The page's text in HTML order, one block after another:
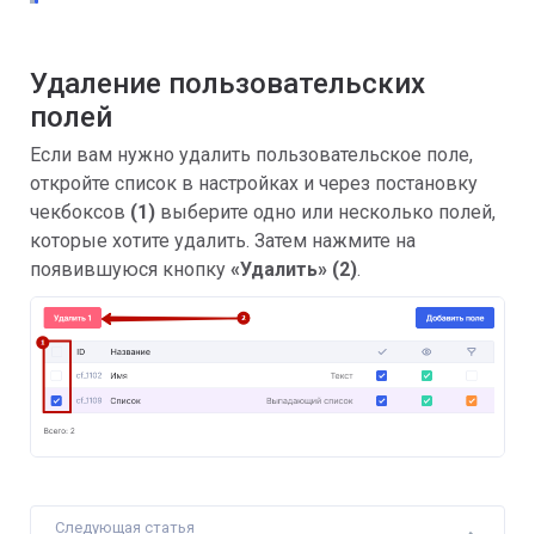
Удаление пользовательских
полей
Если вам нужно удалить пользовательское поле,
откройте список в настройках и через постановку
чекбоксов (1) выберите одно или несколько полей,
которые хотите удалить. Затем нажмите на
появившуюся кнопку «Удалить» (2).
Следующая статья